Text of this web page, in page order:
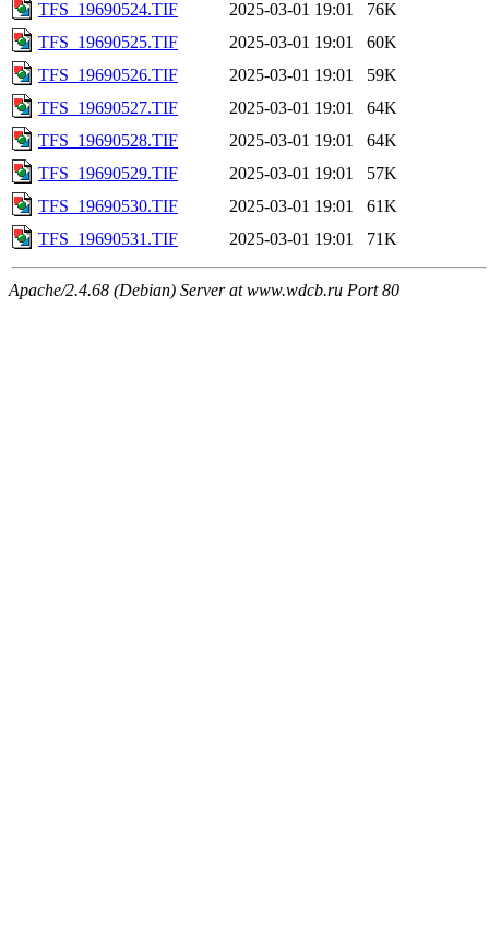
TFS_19690524.TIF
2025-03-01 19:01
76K
TFS_19690525.TIF
2025-03-01 19:01
60K
TFS_19690526.TIF
2025-03-01 19:01
59K
TFS_19690527.TIF
2025-03-01 19:01
64K
TFS_19690528.TIF
2025-03-01 19:01
64K
TFS_19690529.TIF
2025-03-01 19:01
57K
TFS_19690530.TIF
2025-03-01 19:01
61K
TFS_19690531.TIF
2025-03-01 19:01 71K
Apache/2.4.68 (Debian) Server at www.wdcb.ru Port 80